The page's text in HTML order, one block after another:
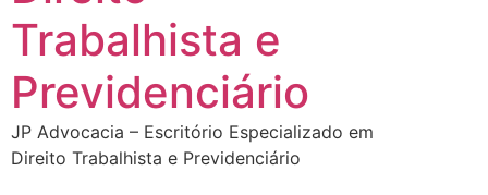
Trabalhista e
Previdenciário
JP Advocacia – Escritório Especializado em
Direito Trabalhista e Previdenciário